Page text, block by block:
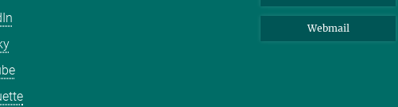
Webmail